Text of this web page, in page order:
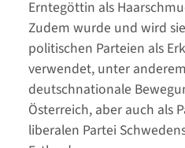
Erntegöttin als
Zudem wurde und wird
politischen Parteien als
verwendet, unter
deutschnationale
Österreich, aber auch als
liberalen Partei